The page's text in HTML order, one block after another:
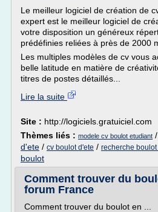
Le meilleur logiciel de création de
expert est le meilleur logiciel de
votre disposition un généreux
prédéfinies reliées à près de 2000
Les multiples modèles de cv vous
belle latitude en matière de
titres de postes détaillés...
Lire la suite
Site : http://logiciels.gratuiciel.com
Thèmes liés : modele cv boulot etudiant /
d'ete / cv boulot d'ete / recherche
boulot
Comment trouver du
forum France
Comment trouver du boulot en ...